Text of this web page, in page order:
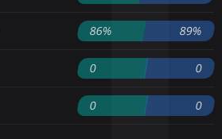
86% 89%
0 0
0 0